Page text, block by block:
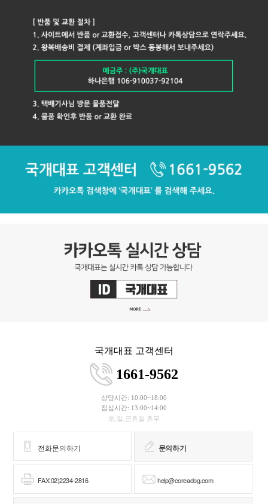
국개대표 고객센터
1661-9562
상담시간: 10:00~18:00
점심시간: 13:00~14:00
토,일,공휴일 휴무
전화문의하기 문의하기
FAX:02)2234-2816 help@coreadog.com